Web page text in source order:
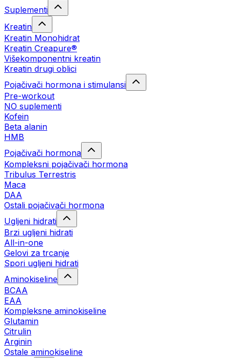
Suplementi
Kreatin
Kreatin Monohidrat
Kreatin Creapure®
Višekomponentni kreatin
Kreatin drugi oblici
Pojačivači hormona i stimulansi
Pre-workout
NO suplementi
Kofein
Beta alanin
HMB
Pojačivači hormona
Kompleksni pojačivači hormona
Tribulus Terrestris
Maca
DAA
Ostali pojačivači hormona
Ugljeni hidrati
Brzi ugljeni hidrati
All-in-one
Gelovi za trcanje
Spori ugljeni hidrati
Aminokiseline
BCAA
ЕАА
Kompleksne aminokiseline
Glutamin
Citrulin
Arginin
Ostale aminokiseline